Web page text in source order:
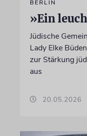
BERLIN
»Ein
Jüdische
Lady Elke
zur Stärkung
aus
20.05.2026